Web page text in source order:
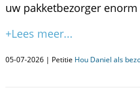
uw pakketbezorger
+Lees meer...
05-07-2026 | Petitie Hou Daniel als